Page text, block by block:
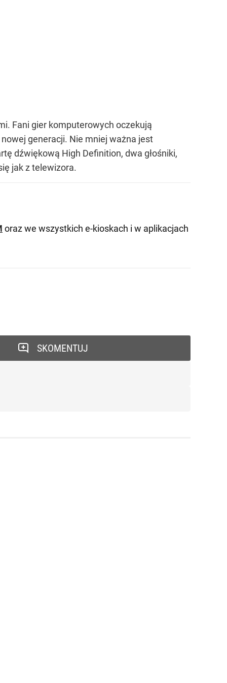
Fani gier komputerowych oczekują
generacji. Nie mniej ważna jest
dźwiękową High Definition, dwa głośniki,
jak z telewizora.
oraz we wszystkich e-kioskach i w aplikacjach
SKOMENTUJ